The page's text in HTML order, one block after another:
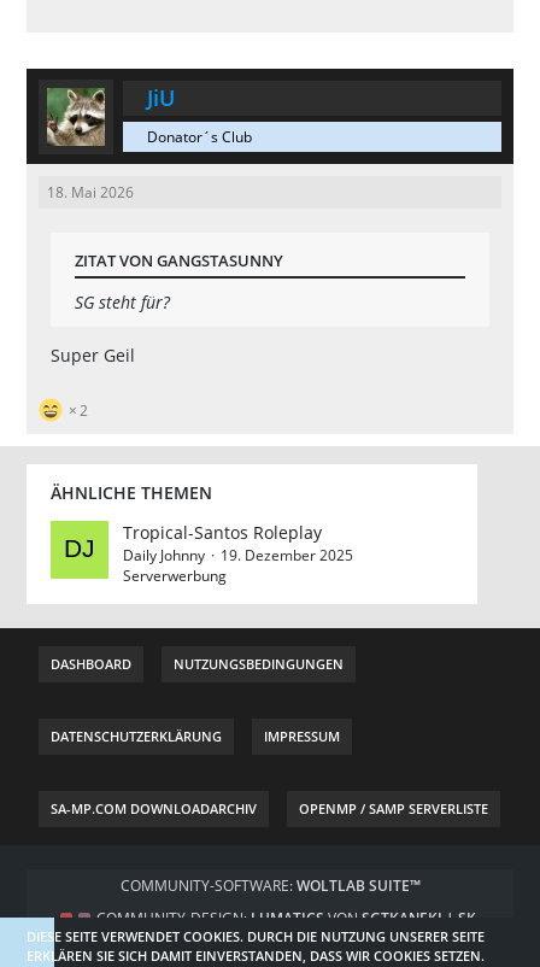
JiU
Donator´s Club
18. Mai 2026
ZITAT VON GANGSTASUNNY
SG steht für?
Super Geil
2
ÄHNLICHE THEMEN
Tropical-Santos Roleplay
Daily Johnny
19. Dezember 2025
Serverwerbung
DASHBOARD NUTZUNGSBEDINGUNGEN
DATENSCHUTZERKLÄRUNG IMPRESSUM
SA-MP.COM DOWNLOADARCHIV OPENMP / SAMP SERVERLISTE
COMMUNITY-SOFTWARE:WOLTLAB SUITE™
COMMUNITY-DESIGN: LUMATICS VON SGTKANEKI | SK-
DESIGNZ.DE
DIESE SEITE VERWENDET COOKIES. DURCH DIE NUTZUNG UNSERER SEITE
ERKLÄREN SIE SICH DAMIT EINVERSTANDEN, DASS WIR COOKIES SETZEN.